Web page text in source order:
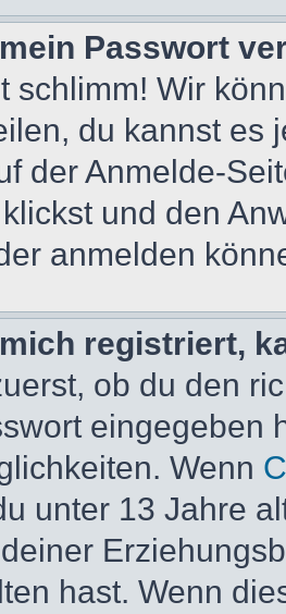
Passwort
schlimm! Wir
du kannst es
der Anmelde-
und den
anmelden
registriert,
ob du den
eingegeben
Wenn
unter 13 Jahre
hast. Wenn